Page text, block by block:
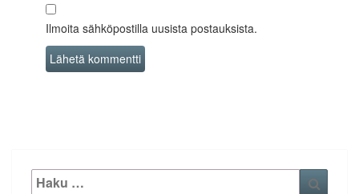
Ilmoita sähköpostilla uusista postauksista.
Etsi: